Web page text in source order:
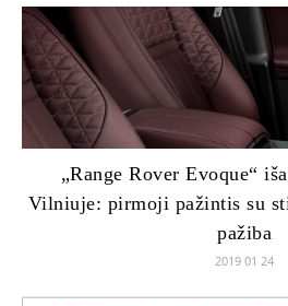
„Range Rover Evoque“
Vilniuje: pirmoji pažintis su
pažiba
2019 01 24